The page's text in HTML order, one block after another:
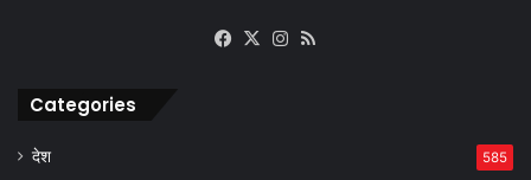
Facebook
X Instagram
Categories
देश 585